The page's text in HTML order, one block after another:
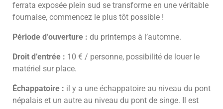
ferrata exposée plein sud se transforme en une véritable
fournaise, commencez le plus tôt possible !
Période d’ouverture : du printemps à l’automne.
Droit d’entrée : 10 € / personne, possibilité de louer le
matériel sur place.
Échappatoire : il y a une échappatoire au niveau du pont
népalais et un autre au niveau du pont de singe. Il est